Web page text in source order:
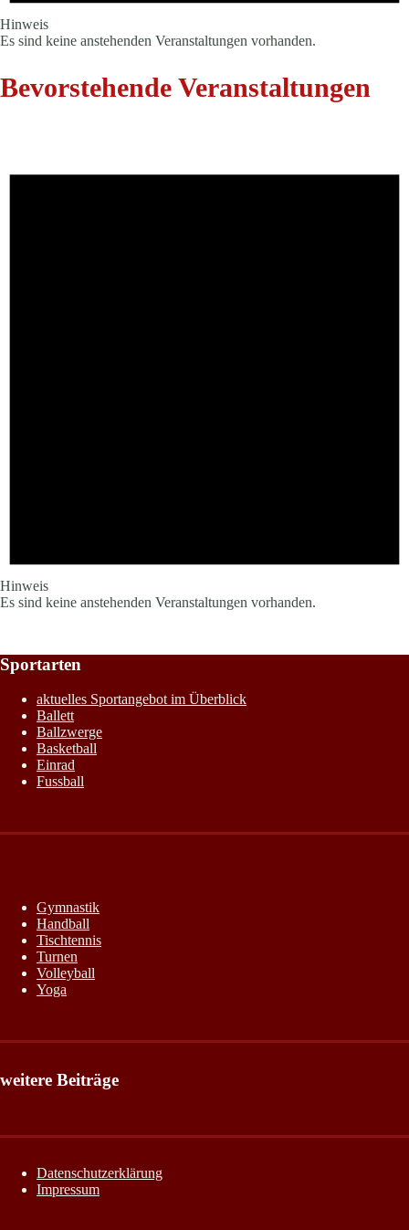
Hinweis
Es sind keine anstehenden Veranstaltungen vorhanden.
Bevorstehende Veranstaltungen
Hinweis
Es sind keine anstehenden Veranstaltungen vorhanden.
Sportarten
aktuelles Sportangebot im Überblick
Ballett
Ballzwerge
Basketball
Einrad
Fussball
Gymnastik
Handball
Tischtennis
Turnen
Volleyball
Yoga
weitere Beiträge
Datenschutzerklärung
Impressum